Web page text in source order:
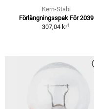
Kern-Stabi
Förlängningsspak För 2039
307,04 kr1